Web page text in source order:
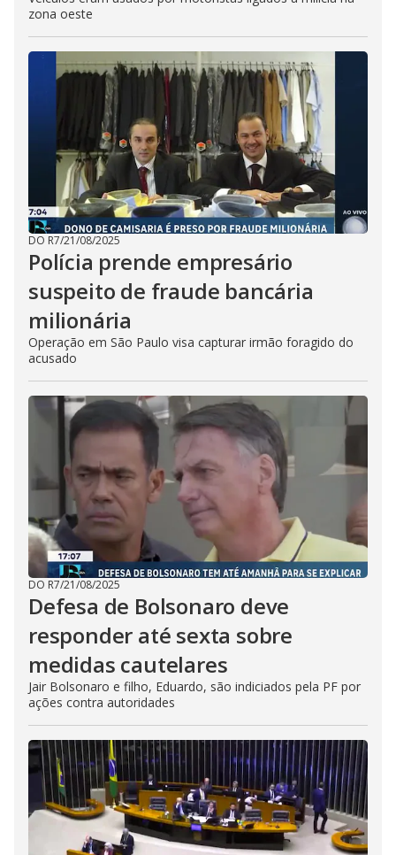
zona oeste
DO R7/21/08/2025
Polícia prende empresário
suspeito de fraude bancária
milionária
Operação em São Paulo visa capturar irmão foragido do
acusado
DO R7/21/08/2025
Defesa de Bolsonaro deve
responder até sexta sobre
medidas cautelares
Jair Bolsonaro e filho, Eduardo, são indiciados pela PF por
ações contra autoridades